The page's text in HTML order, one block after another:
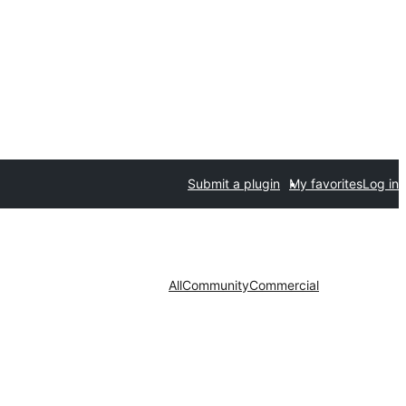
Submit a plugin My favoritesLog in
AllCommunityCommercial